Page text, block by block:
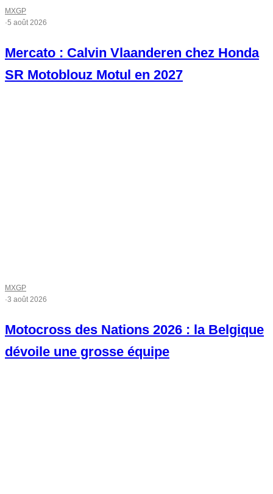
MXGP
·5 août 2026
Mercato : Calvin Vlaanderen chez Honda
SR Motoblouz Motul en 2027
MXGP
·3 août 2026
Motocross des Nations 2026 : la Belgique
dévoile une grosse équipe